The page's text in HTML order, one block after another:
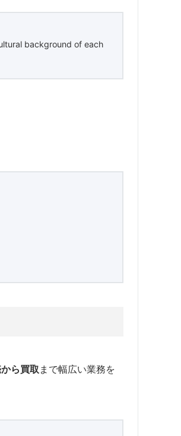
background of each
ら買取 まで幅広い業務を